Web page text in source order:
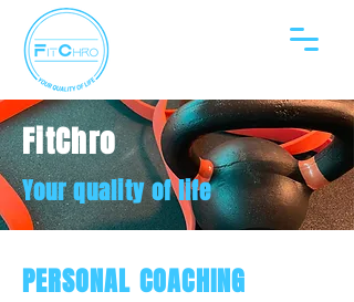
FitChro
Your quality of life
PERSONAL COACHING